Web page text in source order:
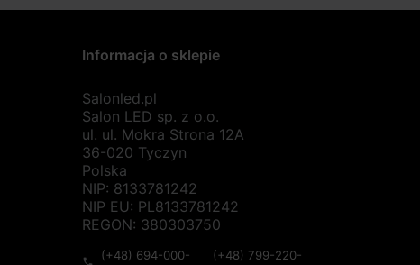
Informacja o sklepie
Salonled.pl
Salon LED sp. z o.o.
ul. ul. Mokra Strona 12A
36-020 Tyczyn
Polska
NIP: 8133781242
NIP EU: PL8133781242
REGON: 380303750
phone
(+48) 694-000-
(+48) 799-220-